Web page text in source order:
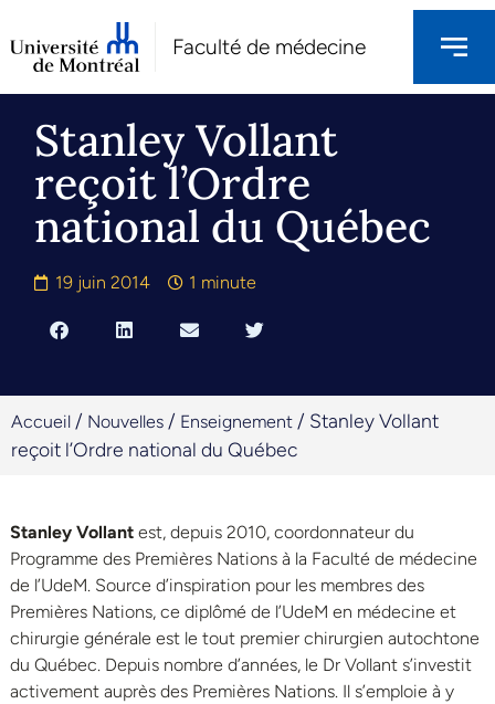
Faculté de médecine
Stanley Vollant
reçoit l’Ordre
national du Québec
19 juin 2014 1 minute
Accueil / Nouvelles / Enseignement / Stanley Vollant
reçoit l’Ordre national du Québec
Stanley Vollant est, depuis 2010, coordonnateur du
Programme des Premières Nations à la Faculté de médecine
de l’UdeM. Source d’inspiration pour les membres des
Premières Nations, ce diplômé de l’UdeM en médecine et
chirurgie générale est le tout premier chirurgien autochtone
du Québec. Depuis nombre d’années, le Dr Vollant s’investit
activement auprès des Premières Nations. Il s’emploie à y